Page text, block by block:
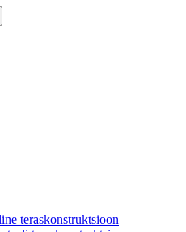
teraskonstruktsioon